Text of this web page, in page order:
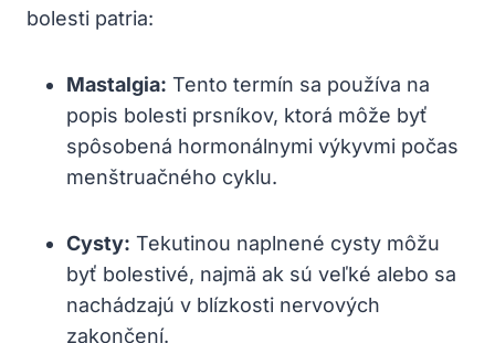
bolesti patria:
Mastalgia: Tento termín sa používa na
popis bolesti prsníkov, ktorá môže byť
spôsobená hormonálnymi výkyvmi počas
menštruačného cyklu.
Cysty: Tekutinou naplnené cysty môžu
byť bolestivé, najmä ak sú veľké alebo sa
nachádzajú v blízkosti nervových
zakončení.